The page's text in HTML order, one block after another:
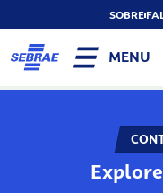
SOBRE
MENU
Explore